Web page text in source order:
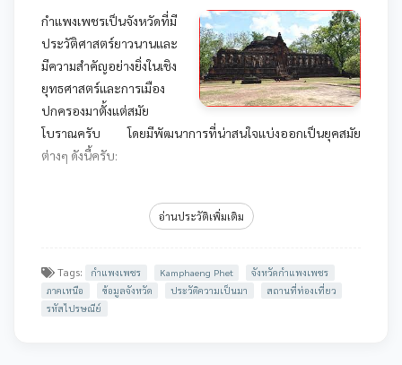
กำแพงเพชรเป็นจังหวัดที่มี
ประวัติศาสตร์ยาวนานและ
มีความสำคัญอย่างยิ่งในเชิง
ยุทธศาสตร์และการเมือง
ปกครองมาตั้งแต่สมัย
โบราณครับ โดยมีพัฒนาการที่น่าสนใจแบ่งออกเป็นยุคสมัย
ต่างๆ ดังนี้ครับ:
1. สมัยก่อนประวัติศาสตร์และยุคเริ่มแรก
จากการขุดค้นทางโบราณคดี พบหลักฐานการตั้งถิ่นฐานของ
ขวานหินขัดและเครื่องปั้นดินเผา ซึ่งแสดงให้เห็นว่าพื้นที่นี้มี
ความอุดมสมบูรณ์มาอย่างยาวนาน
อ่านประวัติเพิ่มเติม
Tags: กำแพงเพชร Kamphaeng Phet
จังหวัดกำแพงเพชร
ภาคเหนือ
ข้อมูลจังหวัด ประวัติความเป็นมา
สถานที่ท่องเที่ยว
รหัสไปรษณีย์